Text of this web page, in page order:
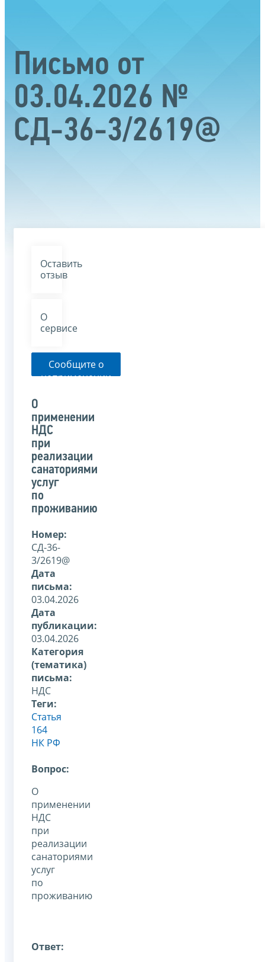
Письмо от
03.04.2026 №
СД-36-3/2619@
Оставить
отзыв
О
сервисе
Сообщите о
неприменении
указанного
О
применении
НДС
при
реализации
санаториями
услуг
по
проживанию
Номер:
СД-36-
3/2619@
Дата
письма:
03.04.2026
Дата
публикации:
03.04.2026
Категория
(тематика)
письма:
НДС
Теги:
Статья
164
НК РФ
Вопрос:
О
применении
НДС
при
реализации
санаториями
услуг
по
проживанию
Ответ: